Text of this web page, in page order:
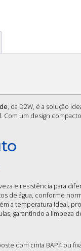
, da D2W, é a solução
um design
e resistência para
de água, conforme
a temperatura ideal,
garantindo a limpeza
com cinta BAP4 ou